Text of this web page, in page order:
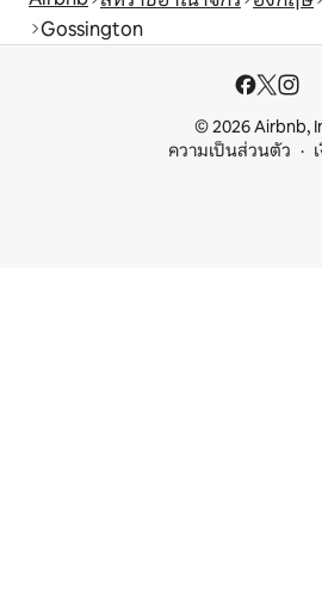
Gossington
© 2026 Airbnb,
ความเป็นส่วนตัว